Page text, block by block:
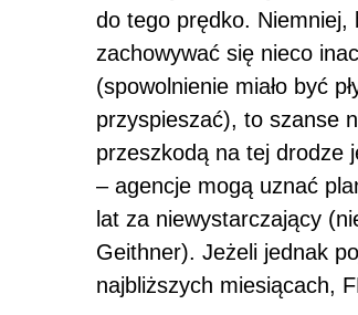
do tego prędko.
zachowywać się nieco
(spowolnienie miało być
przyspieszać), to szanse
przeszkodą na tej drodze
– agencje mogą uznać
lat za niewystarczający
Geithner). Jeżeli jednak
najbliższych miesiącach,